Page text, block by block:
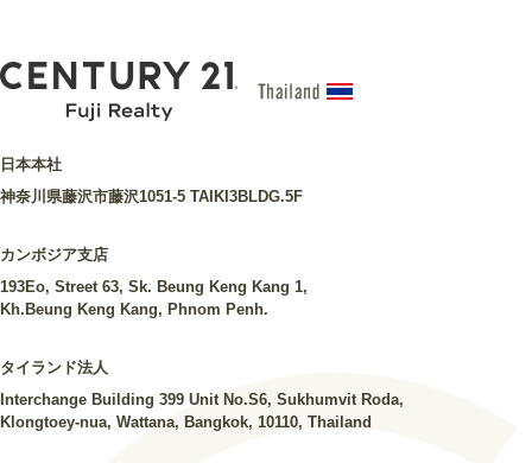
日本本社
神奈川県藤沢市藤沢1051-5 TAIKI3BLDG.5F
カンボジア支店
193Eo, Street 63, Sk. Beung Keng Kang 1,
Kh.Beung Keng Kang, Phnom Penh.
タイランド法人
Interchange Building 399 Unit No.S6, Sukhumvit Roda,
Klongtoey-nua, Wattana, Bangkok, 10110, Thailand